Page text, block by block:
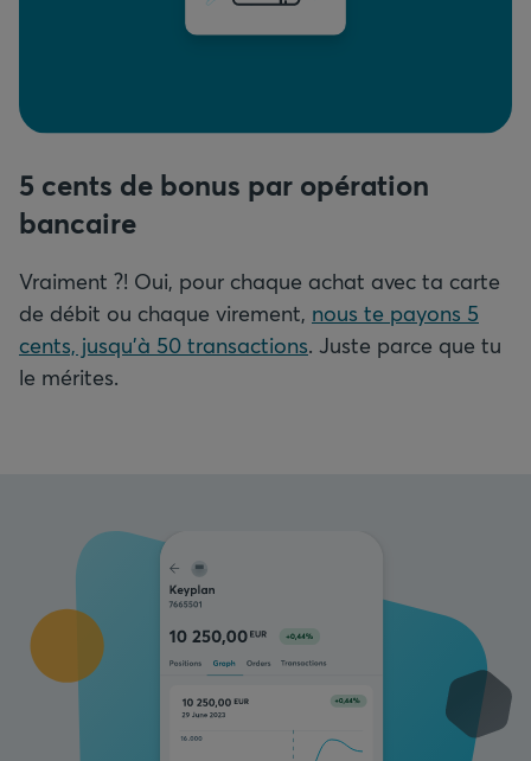
5 cents de bonus par opération
bancaire
Vraiment ?! Oui, pour chaque achat avec ta carte
de débit ou chaque virement, nous te payons 5
cents, jusqu'à 50 transactions. Juste parce que tu
le mérites.